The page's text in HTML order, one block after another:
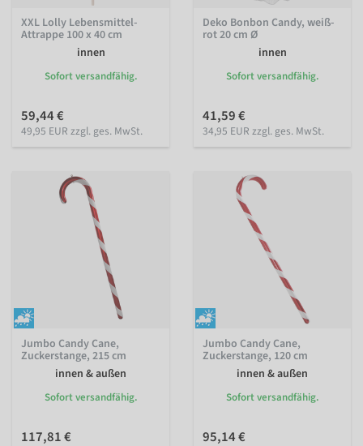
XXL Lolly Lebensmittel-
Attrappe 100 x 40 cm
innen
Sofort versandfähig.
59,44 €
49,95 EUR zzgl. ges. MwSt.
Deko Bonbon Candy, weiß-
rot 20 cm Ø
innen
Sofort versandfähig.
41,59 €
34,95 EUR zzgl. ges. MwSt.
Jumbo Candy Cane,
Zuckerstange, 215 cm
innen & außen
Sofort versandfähig.
117,81 €
Jumbo Candy Cane,
Zuckerstange, 120 cm
innen & außen
Sofort versandfähig.
95,14 €